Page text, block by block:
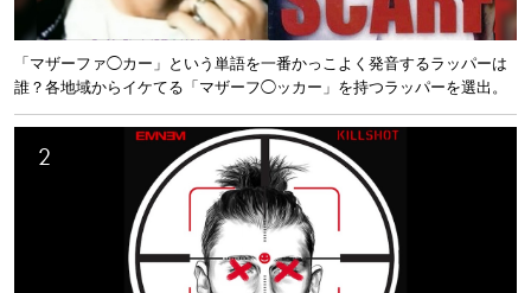
「マザーファ◯カー」という単語を一番かっこよく発音するラッパーは
誰？各地域からイケてる「マザーフ◯ッカー」を持つラッパーを選出。